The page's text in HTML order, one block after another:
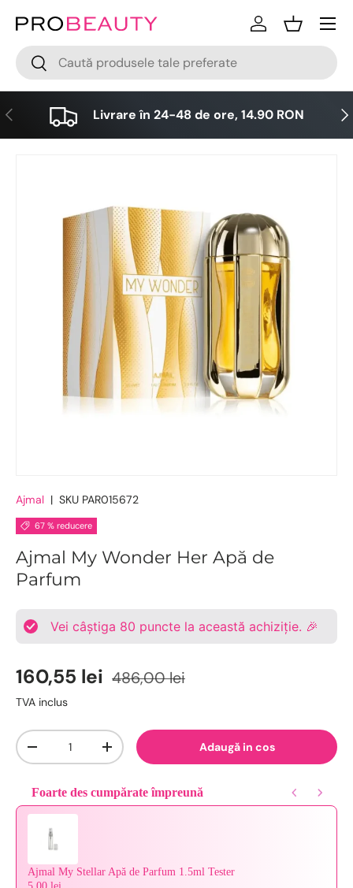
Sari la conținut
Cǎutare
Cǎutare
LogareCos
Meniu
Anterior Livrare în 24-48 de ore, 14.90 RON
Ajmal | SKU PAR015672
67 % reducere
Ajmal My Wonder Her Apă de
Parfum
Vei câștiga 80 puncte la această achiziție. 🎉
160,55 lei 486,00 lei
TVA inclus
Cantitate
-
+ Adaugă in cos
Foarte des cumpărate împreună
Use the Previous and Next buttons to navigate through product
Ajmal My Stellar Apă de Parfum 1.5ml Tester